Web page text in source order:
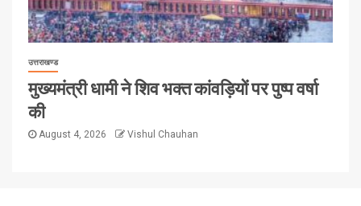
उत्तराखण्ड
मुख्यमंत्री धामी ने शिव भक्त कांवड़ियों पर पुष्प वर्षा
की
August 4, 2026 Vishul Chauhan